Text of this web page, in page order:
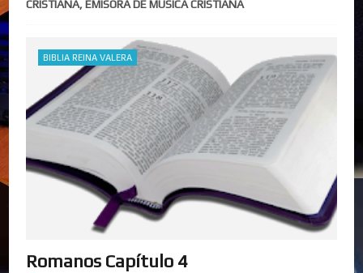
CRISTIANA, EMISORA DE MUSICA CRISTIANA
BIBLIA REINA VALERA
Romanos Capítulo 4